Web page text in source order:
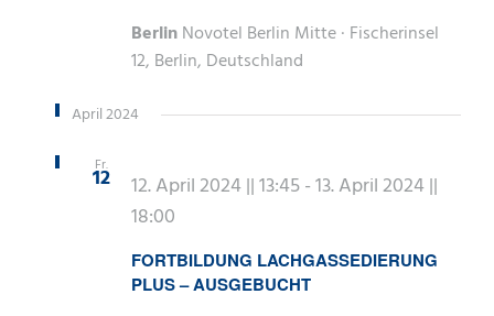
BerlinNovotel Berlin Mitte · Fischerinsel
12, Berlin, Deutschland
April 2024
Fr.
12
FORTBILDUNG LACHGASSEDIERUNG
PLUS – AUSGEBUCHT
12. April 2024 || 13:45-13. April 2024 ||
18:00